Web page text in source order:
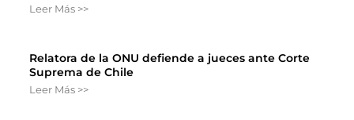
Leer Más >>
Relatora de la ONU defiende a jueces ante Corte
Suprema de Chile
Leer Más >>